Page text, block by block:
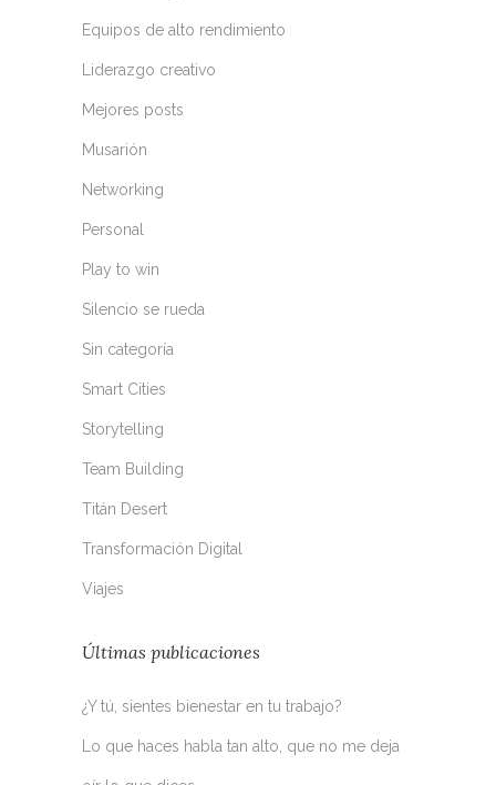
Equipos de alto rendimiento
Liderazgo creativo
Mejores posts
Musarión
Networking
Personal
Play to win
Silencio se rueda
Sin categoría
Smart Cities
Storytelling
Team Building
Titán Desert
Transformación Digital
Viajes
Últimas publicaciones
¿Y tú, sientes bienestar en tu trabajo?
Lo que haces habla tan alto, que no me deja